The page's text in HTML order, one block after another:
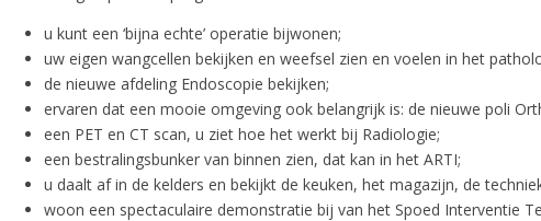
u kunt een ‘bijna echte’ operatie bijwonen;
uw eigen wangcellen bekijken en weefsel zien en voelen in het
de nieuwe afdeling Endoscopie bekijken;
ervaren dat een mooie omgeving ook belangrijk is: de nieuwe poli
een PET en CT scan, u ziet hoe het werkt bij Radiologie;
een bestralingsbunker van binnen zien, dat kan in het ARTI;
u daalt af in de kelders en bekijkt de keuken, het magazijn, de
woon een spectaculaire demonstratie bij van het Spoed Interventie